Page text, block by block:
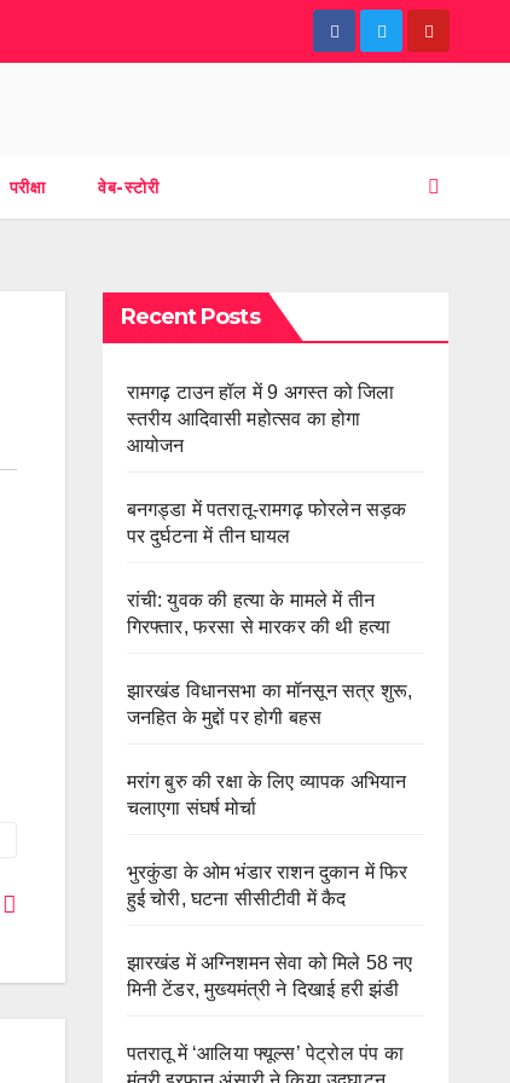
परीक्षा वेब-स्टोरी
Recent Posts
रामगढ़ टाउन हॉल में 9 अगस्त को जिला
स्तरीय आदिवासी महोत्सव का होगा
आयोजन
बनगड्डा में पतरातू-रामगढ़ फोरलेन सड़क
पर दुर्घटना में तीन घायल
रांची: युवक की हत्या के मामले में तीन
गिरफ्तार, फरसा से मारकर की थी हत्या
झारखंड विधानसभा का मॉनसून सत्र शुरू,
जनहित के मुद्दों पर होगी बहस
मरांग बुरु की रक्षा के लिए व्यापक अभियान
चलाएगा संघर्ष मोर्चा
भुरकुंडा के ओम भंडार राशन दुकान में फिर
हुई चोरी, घटना सीसीटीवी में कैद
झारखंड में अग्निशमन सेवा को मिले 58 नए
मिनी टेंडर, मुख्यमंत्री ने दिखाई हरी झंडी
पतरातू में ‘आलिया फ्यूल्स’ पेट्रोल पंप का